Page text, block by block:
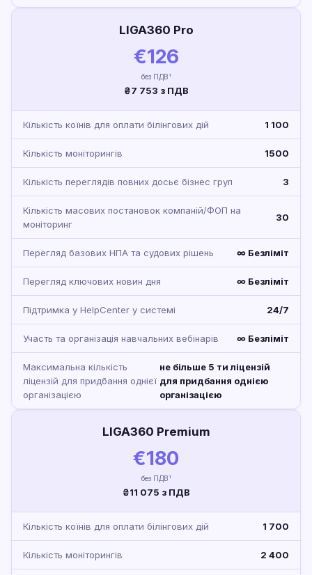
LIGA360 Pro
€126
без ПДВ¹
₴7 753 з ПДВ
Кількість коїнів для оплати білінгових дій 1 100
Кількість моніторингів 1500
Кількість переглядів повних досьє бізнес груп 3
Кількість масових постановок компаній/ФОП на
моніторинг
30
Перегляд базових НПА та судових рішень ∞ Безліміт
Перегляд ключових новин дня ∞ Безліміт
Підтримка у HelpCenter у системі 24/7
Участь та організація навчальних вебінарів ∞ Безліміт
Максимальна кількість
ліцензій для придбання однієї
організацією
не більше 5 ти ліцензій
для придбання однією
організацією
LIGA360 Premium
€180
без ПДВ¹
₴11 075 з ПДВ
Кількість коїнів для оплати білінгових дій 1 700
Кількість моніторингів 2 400